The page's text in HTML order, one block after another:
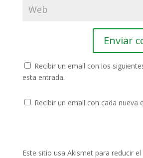
Recibir un email con los
esta entrada.
Recibir un email con cada nueva
Este sitio usa Akismet para reducir el